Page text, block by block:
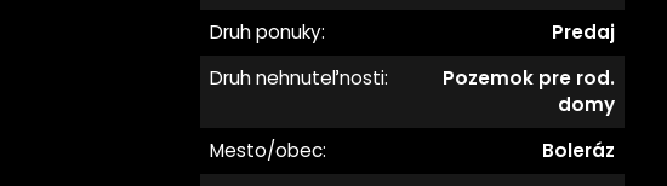
Druh ponuky:
Predaj
Druh nehnuteľnosti:
Pozemok pre rod.
domy
Mesto/obec:
Boleráz